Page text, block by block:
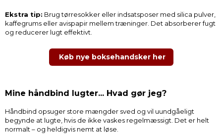
Ekstra tip: Brug tørresokker eller indsatsposer med silica pulver,
kaffegrums eller avispapir mellem træninger. Det absorberer fugt
og reducerer lugt effektivt.
Køb nye boksehandsker her
Mine håndbind lugter... Hvad gør jeg?
Håndbind opsuger store mængder sved og vil uundgåeligt
begynde at lugte, hvis de ikke vaskes regelmæssigt. Det er helt
normalt – og heldigvis nemt at løse.